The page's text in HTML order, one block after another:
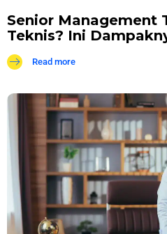
Senior Management
Teknis? Ini
Read more